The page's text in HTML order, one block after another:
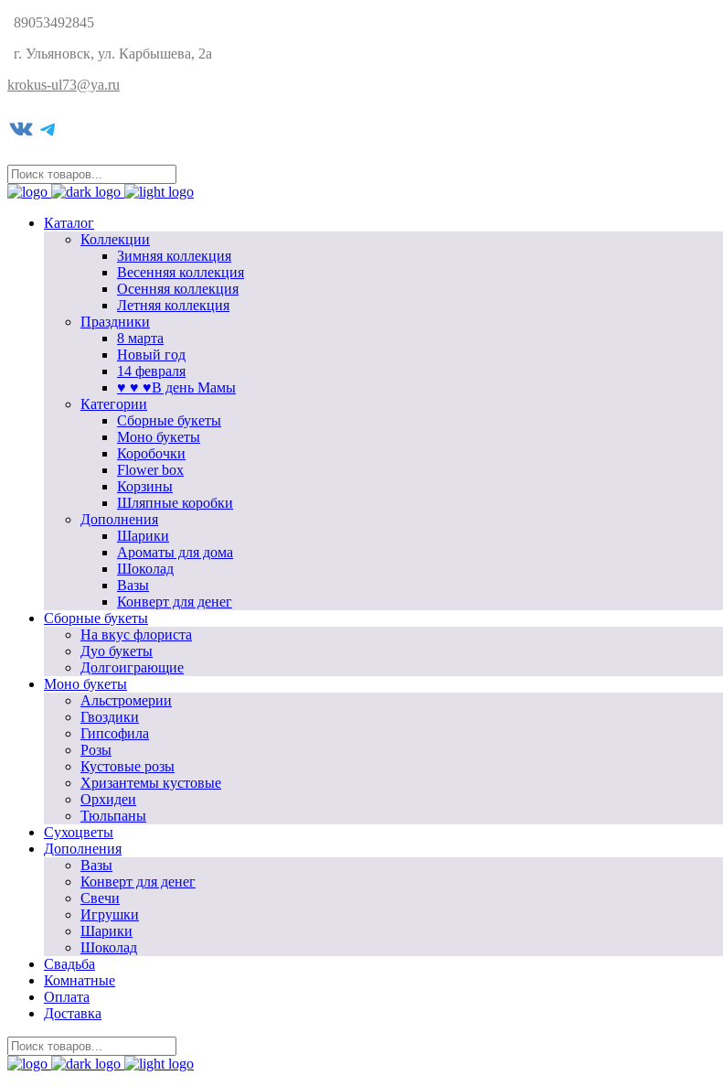
89053492845
г. Ульяновск, ул. Карбышева, 2а
krokus-ul73@ya.ru
VK Telegram
Каталог
Коллекции
Зимняя коллекция
Весенняя коллекция
Осенняя коллекция
Летняя коллекция
Праздники
8 марта
Новый год
14 февраля
♥ ♥ ♥В день Мамы
Категории
Сборные букеты
Моно букеты
Коробочки
Flower box
Корзины
Шляпные коробки
Дополнения
Шарики
Ароматы для дома
Шоколад
Вазы
Конверт для денег
Сборные букеты
На вкус флориста
Дуо букеты
Долгоиграющие
Моно букеты
Альстромерии
Гвоздики
Гипсофила
Розы
Кустовые розы
Хризантемы кустовые
Орхидеи
Тюльпаны
Сухоцветы
Дополнения
Вазы
Конверт для денег
Свечи
Игрушки
Шарики
Шоколад
Свадьба
Комнатные
Оплата
Доставка